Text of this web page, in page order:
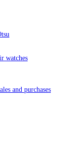
watches
and purchases